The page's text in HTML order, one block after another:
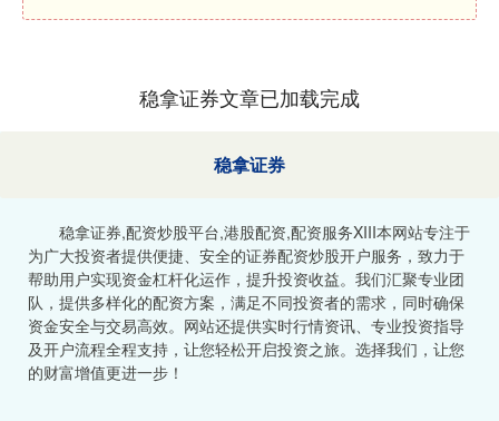
稳拿证券文章已加载完成
稳拿证券
稳拿证券,配资炒股平台,港股配资,配资服务XIII‌本网站专注于
为广大投资者提供便捷、安全的证券配资炒股开户服务，致力于
帮助用户实现资金杠杆化运作，提升投资收益。我们汇聚专业团
队，提供多样化的配资方案，满足不同投资者的需求，同时确保
资金安全与交易高效。网站还提供实时行情资讯、专业投资指导
及开户流程全程支持，让您轻松开启投资之旅。选择我们，让您
的财富增值更进一步！